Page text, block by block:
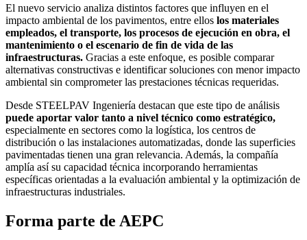
El nuevo servicio analiza distintos factores que influyen en el
impacto ambiental de los pavimentos, entre ellos los materiales
empleados, el transporte, los procesos de ejecución en obra, el
mantenimiento o el escenario de fin de vida de las
infraestructuras. Gracias a este enfoque, es posible comparar
alternativas constructivas e identificar soluciones con menor impacto
ambiental sin comprometer las prestaciones técnicas requeridas.
Desde STEELPAV Ingeniería destacan que este tipo de análisis
puede aportar valor tanto a nivel técnico como estratégico,
especialmente en sectores como la logística, los centros de
distribución o las instalaciones automatizadas, donde las superficies
pavimentadas tienen una gran relevancia. Además, la compañía
amplía así su capacidad técnica incorporando herramientas
específicas orientadas a la evaluación ambiental y la optimización de
infraestructuras industriales.
Forma parte de AEPC